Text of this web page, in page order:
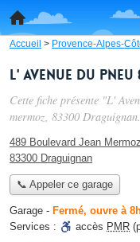
Accueil > Provence-Alpes-
L' Avenue du Pneu
Cette fiche présente "L'
mermoz, 83300 Draguignan.
489 Boulevard Jean Mermoz
83300 Draguignan
📞 Appeler ce garage
Garage - Fermé, ouvre à
Services :
accès PMR